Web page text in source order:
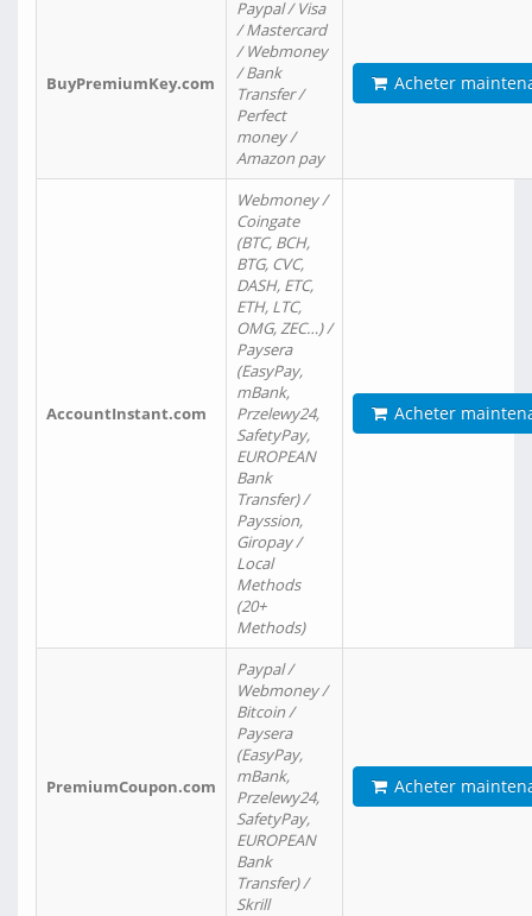
BuyPremiumKey.com
Paypal / Visa
/ Mastercard
/ Webmoney
/ Bank
Transfer /
Perfect
money /
Amazon pay
Acheter
AccountInstant.com
Webmoney /
Coingate
(BTC, BCH,
BTG, CVC,
DASH, ETC,
ETH, LTC,
OMG, ZEC…) /
Paysera
(EasyPay,
mBank,
Przelewy24,
SafetyPay,
EUROPEAN
Bank
Transfer) /
Payssion,
Giropay /
Local
Methods
(20+
Methods)
Acheter
PremiumCoupon.com
Paypal /
Webmoney /
Bitcoin /
Paysera
(EasyPay,
mBank,
Przelewy24,
SafetyPay,
EUROPEAN
Bank
Transfer) /
Skrill
Acheter